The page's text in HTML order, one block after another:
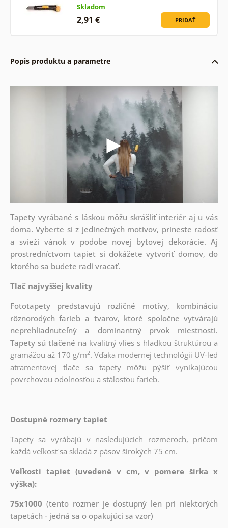
Skladom
2,91 € PRIDAŤ
Popis produktu a parametre
Tapety vyrábané s láskou môžu skrášliť interiér aj u vás
doma. Vyberte si z jedinečných motívov, prineste radosť
a svieži vánok v podobe novej bytovej dekorácie. Aj
prostredníctvom tapiet si dokážete vytvoriť domov, do
ktorého sa budete radi vracať.
Tlač najvyššej kvality
Fototapety predstavujú rozličné motívy, kombináciu
rôznorodých farieb a tvarov, ktoré spoločne vytvárajú
neprehliadnuteľný a dominantný prvok miestnosti.
Tapety sú tlačené na kvalitný vlies s hladkou štruktúrou a
gramážou až 170 g/m2. Vďaka modernej technológii UV-led
atramentovej tlače sa tapety môžu pýšiť vynikajúcou
povrchovou odolnosťou a stálosťou farieb.
Dostupné rozmery tapiet
Tapety sa vyrábajú v nasledujúcich rozmeroch, pričom
každá veľkosť sa skladá z pásov širokých 75 cm.
Veľkosti tapiet (uvedené v cm, v pomere šírka x
výška):
75x1000 (tento rozmer je dostupný len pri niektorých
tapetách - jedná sa o opakujúci sa vzor)